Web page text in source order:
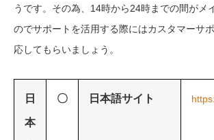
うです。その為、14時から24時までの間がメ
のでサポートを活用する際にはカスタマーサ
応してもらいましょう。
日
本
〇 日本語サイト